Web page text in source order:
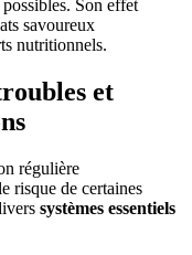
Son effet
savoureux
nutritionnels.
et
régulière
risque de certaines
systèmes essentiels